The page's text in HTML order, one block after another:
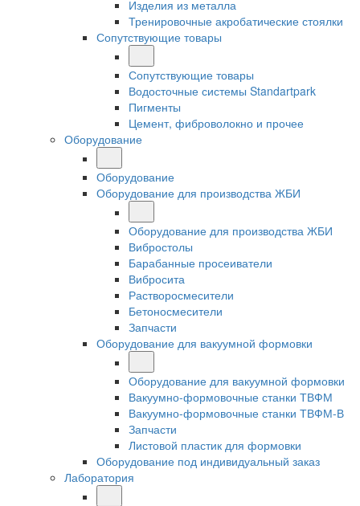
Изделия из металла
Тренировочные акробатические стоялки
Сопутствующие товары
Сопутствующие товары
Водосточные системы Standartpark
Пигменты
Цемент, фиброволокно и прочее
Оборудование
Оборудование
Оборудование для производства ЖБИ
Оборудование для производства ЖБИ
Вибростолы
Барабанные просеиватели
Вибросита
Растворосмесители
Бетоносмесители
Запчасти
Оборудование для вакуумной формовки
Оборудование для вакуумной формовки
Вакуумно-формовочные станки ТВФМ
Вакуумно-формовочные станки ТВФМ-В
Запчасти
Листовой пластик для формовки
Оборудование под индивидуальный заказ
Лаборатория